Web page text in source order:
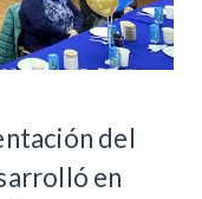
del
en